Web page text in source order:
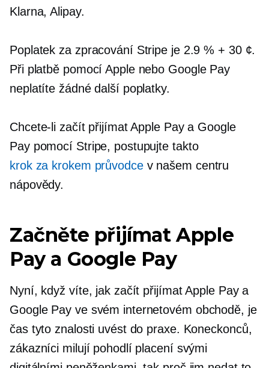
Klarna, Alipay.
Poplatek za zpracování Stripe je 2.9 % + 30 ¢.
Při platbě pomocí Apple nebo Google Pay
neplatíte žádné další poplatky.
Chcete-li začít přijímat Apple Pay a Google
Pay pomocí Stripe, postupujte takto
krok za krokem průvodcev našem centru
nápovědy.
Začněte přijímat Apple
Pay a Google Pay
Nyní, když víte, jak začít přijímat Apple Pay a
Google Pay ve svém internetovém obchodě, je
čas tyto znalosti uvést do praxe. Koneckonců,
zákazníci milují pohodlí placení svými